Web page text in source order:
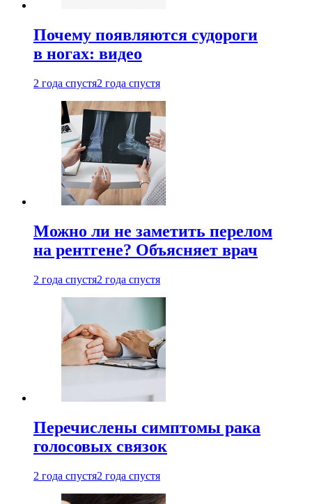
Почему появляются судороги
в ногах: видео
2 года спустя2 года спустя
Можно ли не заметить перелом
на рентгене? Объясняет врач
2 года спустя2 года спустя
Перечислены симптомы рака
голосовых связок
2 года спустя2 года спустя